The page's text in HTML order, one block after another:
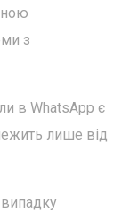
з
в WhatsApp є
лише від